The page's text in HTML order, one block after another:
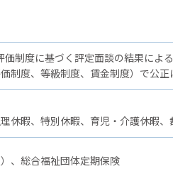
価制度に基づく評定面談の結果によ
制度、等級制度、賃金制度）で公正
休暇、特別休暇、育児・介護休暇、
、総合福祉団体定期保険